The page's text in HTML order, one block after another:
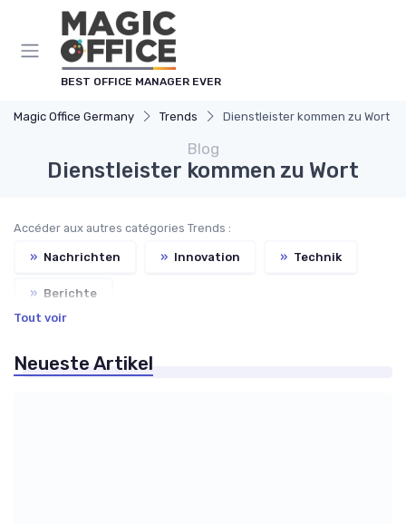
BEST OFFICE MANAGER EVER
Magic Office Germany Trends Dienstleister kommen zu Wort
Blog
Dienstleister kommen zu Wort
Accéder aux autres catégories Trends :
» Nachrichten » Innovation » Technik
» Berichte
Tout voir
Neueste Artikel
Cookie-Einstellungen